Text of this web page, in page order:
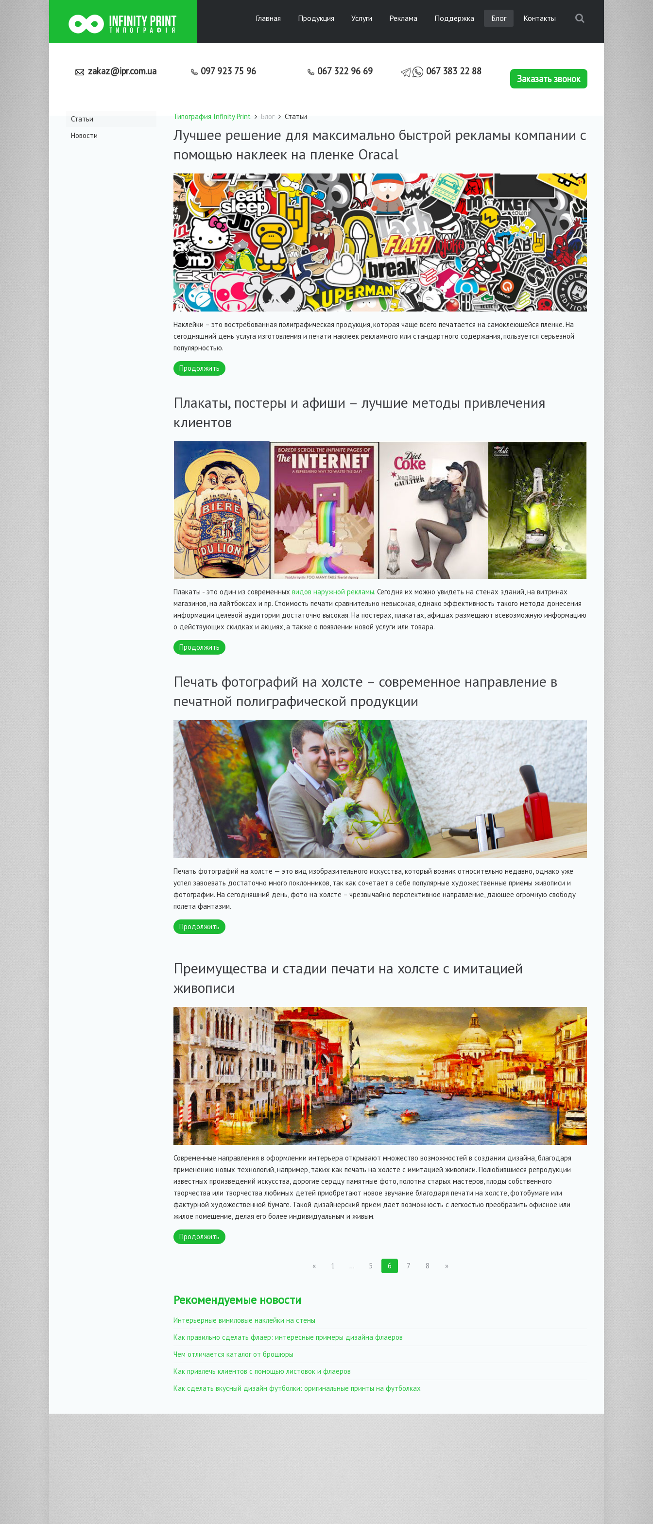
Главная Продукция Услуги Реклама Поддержка Блог Контакты
zakaz@ipr.com.ua 097 923 75 96 067 322 96 69 067 383 22 88
Заказать звонок
Типография Infinity Print Блог Статьи
Лучшее решение для максимально быстрой рекламы компании с
помощью наклеек на пленке Oracal
Наклейки – это востребованная полиграфическая продукция, которая чаще всего печатается на самоклеющейся пленке. На
сегодняшний день услуга изготовления и печати наклеек рекламного или стандартного содержания, пользуется серьезной
популярностью.
Продолжить
Плакаты, постеры и афиши – лучшие методы привлечения
клиентов
Плакаты - это один из современныхвидов наружной рекламы. Сегодня их можно увидеть на стенах зданий, на витринах
магазинов, на лайтбоксах и пр. Стоимость печати сравнительно невысокая, однако эффективность такого метода донесения
информации целевой аудитории достаточно высокая. На постерах, плакатах, афишах размещают всевозможную информацию
о действующих скидках и акциях, а также о появлении новой услуги или товара.
Продолжить
Печать фотографий на холсте – современное направление в
печатной полиграфической продукции
Печать фотографий на холсте — это вид изобразительного искусства, который возник относительно недавно, однако уже
успел завоевать достаточно много поклонников, так как сочетает в себе популярные художественные приемы живописи и
фотографии. На сегодняшний день, фото на холсте – чрезвычайно перспективное направление, дающее огромную свободу
полета фантазии.
Продолжить
Преимущества и стадии печати на холсте с имитацией
живописи
Современные направления в оформлении интерьера открывают множество возможностей в создании дизайна, благодаря
применению новых технологий, например, таких как печать на холсте с имитацией живописи. Полюбившиеся репродукции
известных произведений искусства, дорогие сердцу памятные фото, полотна старых мастеров, плоды собственного
творчества или творчества любимых детей приобретают новое звучание благодаря печати на холсте, фотобумаге или
фактурной художественной бумаге. Такой дизайнерский прием дает возможность с легкостью преобразить офисное или
жилое помещение, делая его более индивидуальным и живым.
Продолжить
« 1 ... 5 6 7 8 »
Рекомендуемые новости
Интерьерные виниловые наклейки на стены
Как правильно сделать флаер: интересные примеры дизайна флаеров
Чем отличается каталог от брошюры
Как привлечь клиентов с помощью листовок и флаеров
Как сделать вкусный дизайн футболки: оригинальные принты на футболках
Статьи
Новости